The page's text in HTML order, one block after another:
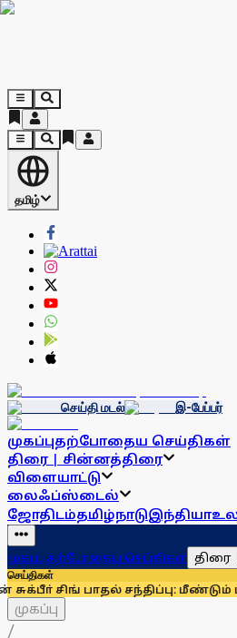
தமிழ்
செய்தி மடல் இ-பேப்பர்
முகப்புதற்போதைய செய்திகள்
திரை | சின்னத்திரை
விளையாட்டு
லைஃப்ஸ்டைல்
ஜோதிடம்தமிழ்நாடுஇந்தியா
முகப்புதற்போதைய செய்திகள் திரை
செய்திகள்
பாதல் சந்திப்பு: மீண்டும் பாஜக
முகப்பு
/